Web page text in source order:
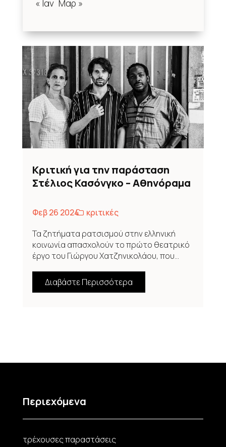
« Ιαν Μαρ »
Κριτική για την παράσταση
Στέλιος Κασόνγκο – Αθηνόραμα
Φεβ 26 2024
κριτικές
Τα ζητήματα ρατσισμού στην ελληνική
κοινωνία απασχολούν το πρώτο θεατρικό
έργο του Γιώργου Χατζηνικολάου, που...
Διαβάστε Περισσότερα
Περιεχόμενα
τρέχουσες παραστάσεις